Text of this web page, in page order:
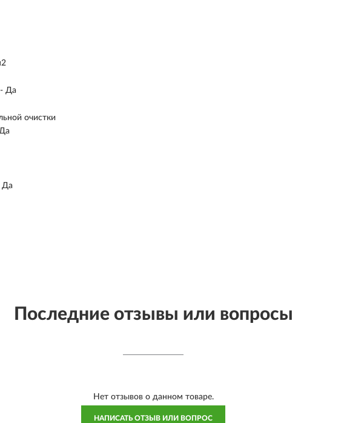
- Да
очистки
Да
Последние отзывы или вопросы
Нет отзывов о данном товаре.
НАПИСАТЬ ОТЗЫВ ИЛИ ВОПРОС